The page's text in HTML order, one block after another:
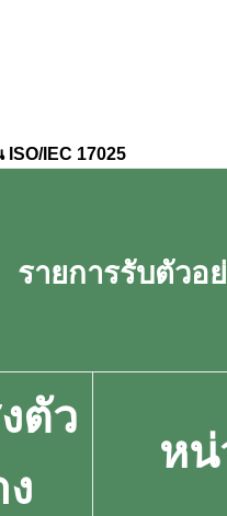
ISO/IEC 17025
รายการรับตัวอ
ตัว
หน่